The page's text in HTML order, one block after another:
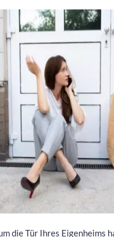
die Tür Ihres Eigenheims